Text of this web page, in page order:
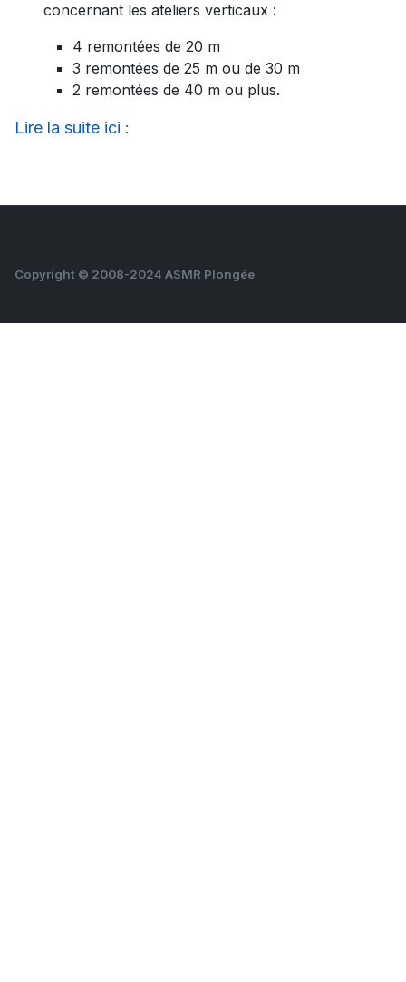
concernant les ateliers verticaux :
4 remontées de 20 m
3 remontées de 25 m ou de 30 m
2 remontées de 40 m ou plus.
Lire la suite ici :
Copyright © 2008-2024 ASMR Plongée